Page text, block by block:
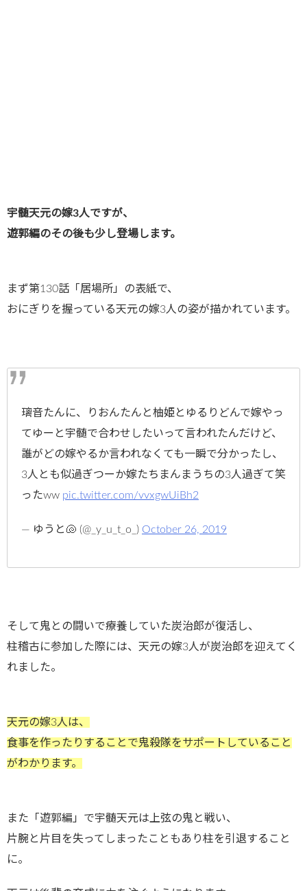
宇髄天元の嫁3人ですが、
遊郭編のその後も少し登場します。
まず第130話「居場所」の表紙で、
おにぎりを握っている天元の嫁3人の姿が描かれています。
璃音たんに、りおんたんと柚姫とゆるりどんで嫁やっ
てゆーと宇髄で合わせしたいって言われたんだけど、
誰がどの嫁やるか言われなくても一瞬で分かったし、
3人とも似過ぎつーか嫁たちまんまうちの3人過ぎて笑
ったww pic.twitter.com/vvxgwUiBh2
— ゆうと🐚 (@_y_u_t_o_) October 26, 2019
そして鬼との闘いで療養していた炭治郎が復活し、
柱稽古に参加した際には、天元の嫁3人が炭治郎を迎えてく
れました。
天元の嫁3人は、
食事を作ったりすることで鬼殺隊をサポートしていること
がわかります。
また「遊郭編」で宇髄天元は上弦の鬼と戦い、
片腕と片目を失ってしまったこともあり柱を引退すること
に。